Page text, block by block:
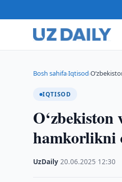
Bosh sahifa›Iqtisod›
IQTISOD
hamkorlikni
UzDaily ·20.06.2025 12:30